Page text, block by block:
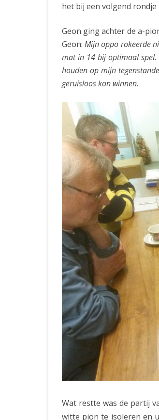
het bij een volgend
Geon ging achter de a-
Geon:Mijn oppo rokeerde
mat in 14 bij optimaal
houden op mijn
geruisloos kon winnen.
Wat restte was de partij
witte pion te isoleren en